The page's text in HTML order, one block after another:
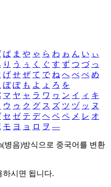
ぱ ま や ゃ ら わ ゎ ん い ぃ
り う ぅ く ぐ す ず つ づ っ
げ せ ぜ て で ね へ べ ぺ め
ぼ ぽ も よ ょ ろ を
マ ヤ ャ ラ ワ ヮ ン イ ィ キ
ウ ゥ ク グ ス ズ ツ ヅ ッ ヌ
セ ゼ テ デ ヘ ベ ペ メ レ オ
モ ヨ ョ ロ ヲ ―
병음)방식으로 중국어를 변환
하시면 됩니다.